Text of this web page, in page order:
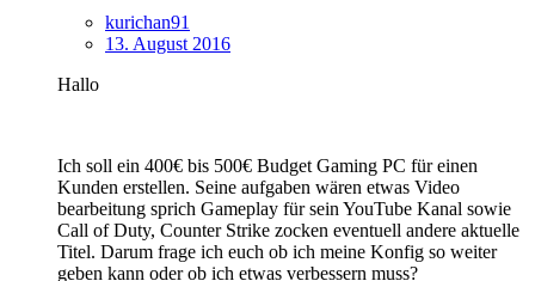
kurichan91
13. August 2016
Hallo
Ich soll ein 400€ bis 500€ Budget Gaming PC für einen
Kunden erstellen. Seine aufgaben wären etwas Video
bearbeitung sprich Gameplay für sein YouTube Kanal sowie
Call of Duty, Counter Strike zocken eventuell andere aktuelle
Titel. Darum frage ich euch ob ich meine Konfig so weiter
geben kann oder ob ich etwas verbessern muss?